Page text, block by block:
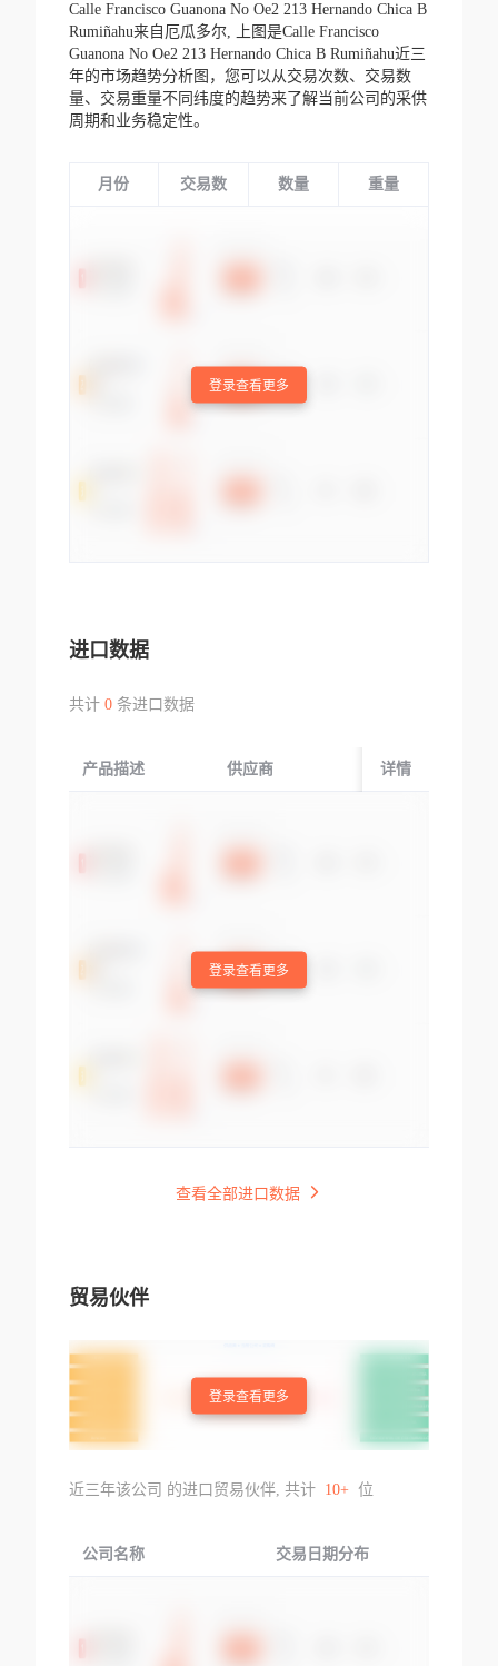
Calle Francisco Guanona No Oe2 213 Hernando Chica B
Rumiñahu来自厄瓜多尔,
上图是Calle Francisco
Guanona No Oe2 213 Hernando Chica B Rumiñahu近三
年的市场趋势分析图，您可以从交易次数、交易数
量、交易重量不同纬度的趋势来了解当前公司的采供
周期和业务稳定性。
月份 交易数 数量 重量
登录查看更多
进口数据
共计 0条进口数据
产品描述 供应商 起运国/地区
详情
登录查看更多
查看全部进口数据
贸易伙伴
登录查看更多
近三年该公司 的进口贸易伙伴, 共计 10+ 位
公司名称 交易日期分布